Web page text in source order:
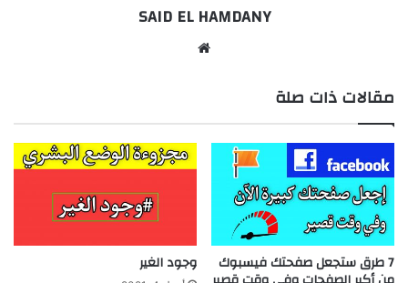
SAID EL HAMDANY
مقالات ذات صلة
7 طرق ستجعل صفحتك فيسبوك وجود الغير